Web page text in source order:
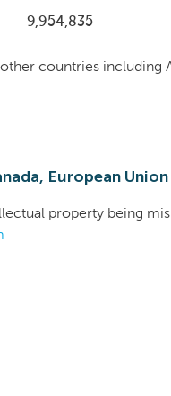
9,954,835
countries including
European
property being